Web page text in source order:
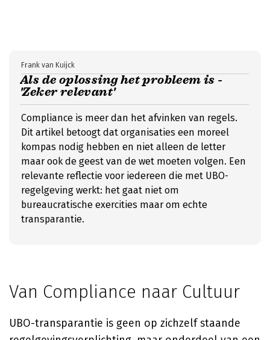
Als de oplossing het probleem is -
'Zeker relevant'
Frank van Kuijck
Compliance is meer dan het afvinken van regels.
Dit artikel betoogt dat organisaties een moreel
kompas nodig hebben en niet alleen de letter
maar ook de geest van de wet moeten volgen. Een
relevante reflectie voor iedereen die met UBO-
regelgeving werkt: het gaat niet om
bureaucratische exercities maar om echte
transparantie.
Van Compliance naar Cultuur
UBO-transparantie is geen op zichzelf staande